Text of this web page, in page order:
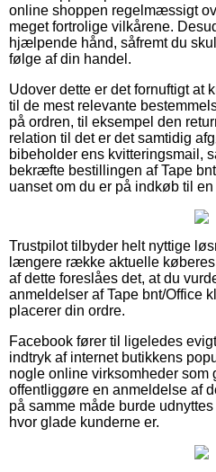
online shoppen regelmæssigt
meget fortrolige vilkårene.
hjælpende hånd, såfremt du
følge af din handel.
Udover dette er det fornuftigt at
til de mest relevante
på ordren, til eksempel den
relation til det er det samtidig
bibeholder ens kvitteringsmail,
bekræfte bestillingen af Tape
uanset om du er på indkøb til
Trustpilot tilbyder helt nyttige
længere række aktuelle
af dette foreslåes det, at du
anmeldelser af Tape bnt/Office
placerer din ordre.
Facebook fører til ligeledes
indtryk af internet butikkens
nogle online virksomheder som
offentliggøre en anmeldelse af
på samme måde burde
hvor glade kunderne er.